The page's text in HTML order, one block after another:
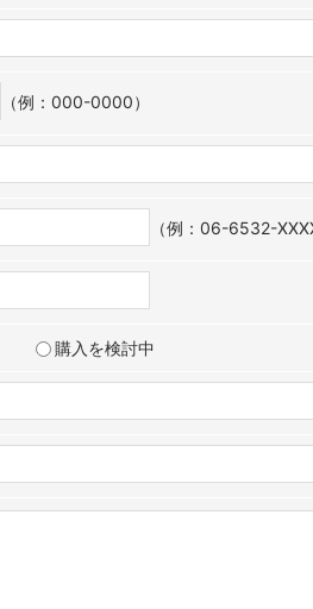
（例：000-0000）
（例：06-6532-
購入を検討中